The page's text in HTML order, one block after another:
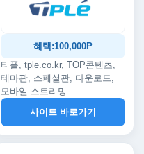
혜택:100,000P
티플, tple.co.kr, TOP콘텐츠,
테마관, 스페셜관, 다운로드,
모바일 스트리밍
사이트 바로가기